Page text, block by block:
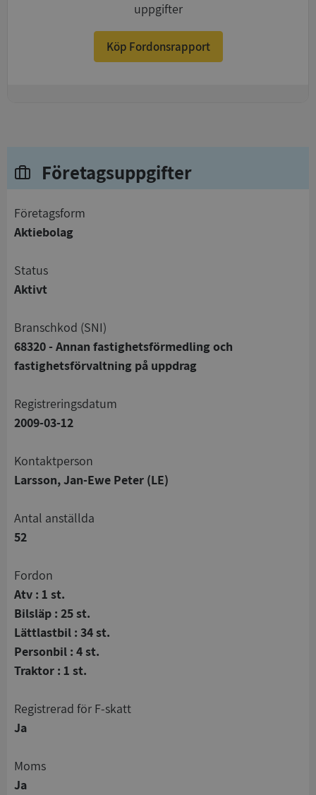
uppgifter
Köp Fordonsrapport
Företagsuppgifter
företagsform
Aktiebolag
status
Aktivt
branschkod (SNI)
68320 - Annan fastighetsförmedling och
fastighetsförvaltning på uppdrag
registreringsdatum
2009-03-12
Kontaktperson
Larsson, Jan-Ewe Peter (LE)
Antal anställda
52
Fordon
Atv : 1 st.
Bilsläp : 25 st.
Lättlastbil : 34 st.
Personbil : 4 st.
Traktor : 1 st.
registrerad för F-skatt
Ja
Moms
Ja